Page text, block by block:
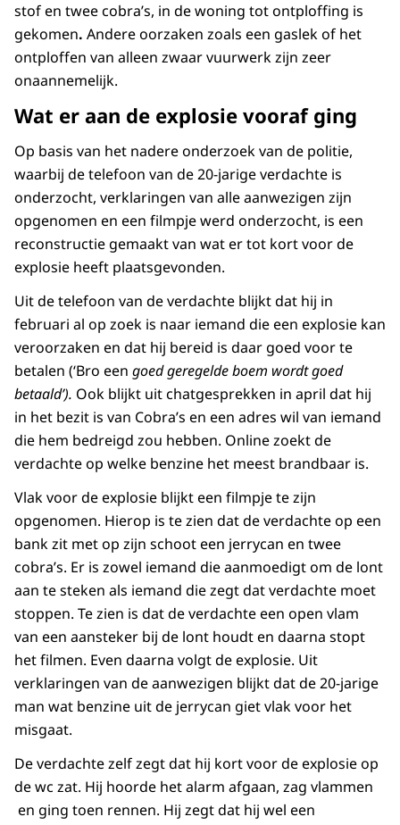
stof en twee cobra’s, in de woning tot ontploffing is
gekomen. Andere oorzaken zoals een gaslek of het
ontploffen van alleen zwaar vuurwerk zijn zeer
onaannemelijk.
Wat er aan de explosie vooraf ging
Op basis van het nadere onderzoek van de politie,
waarbij de telefoon van de 20-jarige verdachte is
onderzocht, verklaringen van alle aanwezigen zijn
opgenomen en een filmpje werd onderzocht, is een
reconstructie gemaakt van wat er tot kort voor de
explosie heeft plaatsgevonden.
Uit de telefoon van de verdachte blijkt dat hij in
februari al op zoek is naar iemand die een explosie kan
veroorzaken en dat hij bereid is daar goed voor te
betalen (‘Bro een goed geregelde boem wordt goed
betaald’). Ook blijkt uit chatgesprekken in april dat hij
in het bezit is van Cobra’s en een adres wil van iemand
die hem bedreigd zou hebben. Online zoekt de
verdachte op welke benzine het meest brandbaar is.
Vlak voor de explosie blijkt een filmpje te zijn
opgenomen. Hierop is te zien dat de verdachte op een
bank zit met op zijn schoot een jerrycan en twee
cobra’s. Er is zowel iemand die aanmoedigt om de lont
aan te steken als iemand die zegt dat verdachte moet
stoppen. Te zien is dat de verdachte een open vlam
van een aansteker bij de lont houdt en daarna stopt
het filmen. Even daarna volgt de explosie. Uit
verklaringen van de aanwezigen blijkt dat de 20-jarige
man wat benzine uit de jerrycan giet vlak voor het
misgaat.
De verdachte zelf zegt dat hij kort voor de explosie op
de wc zat. Hij hoorde het alarm afgaan, zag vlammen
en ging toen rennen. Hij zegt dat hij wel een